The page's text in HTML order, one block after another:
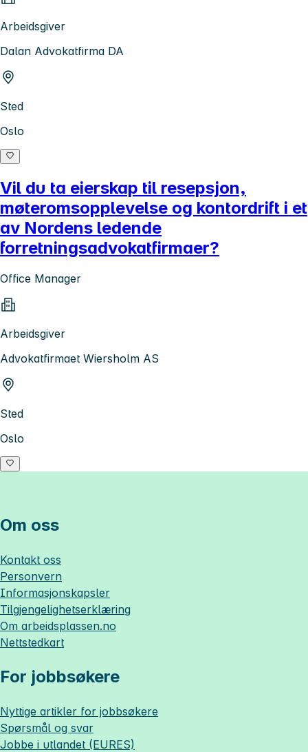
Arbeidsgiver
Dalan Advokatfirma DA
Sted
Oslo
Vil du ta eierskap til resepsjon,
møteromsopplevelse og kontordrift i et
av Nordens ledende
forretningsadvokatfirmaer?
Office Manager
Arbeidsgiver
Advokatfirmaet Wiersholm AS
Sted
Oslo
Om oss
Kontakt oss
Personvern
Informasjonskapsler
Tilgjengelighetserklæring
Om arbeidsplassen.no
Nettstedkart
For jobbsøkere
Nyttige artikler for jobbsøkere
Spørsmål og svar
Jobbe i utlandet (EURES)